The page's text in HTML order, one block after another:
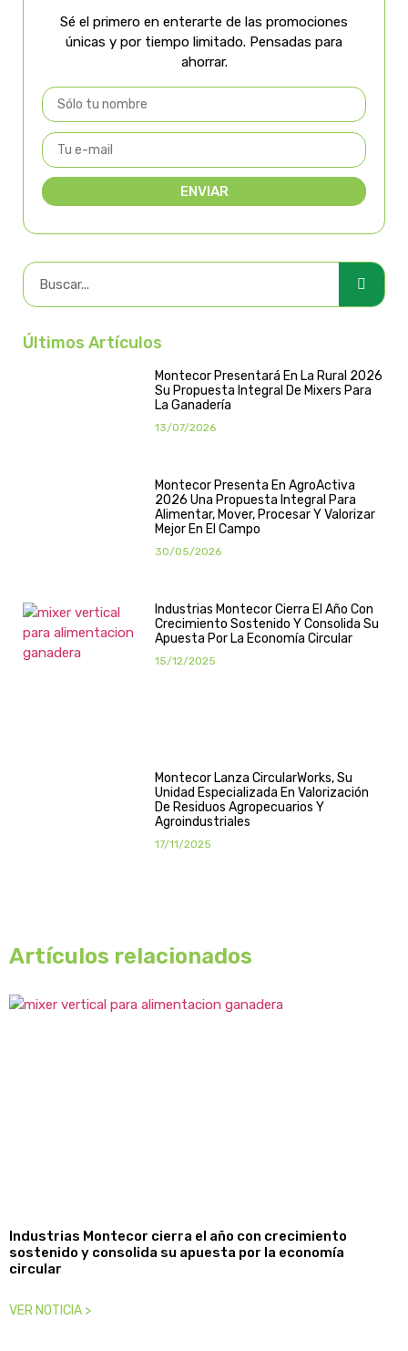
Sé el primero en enterarte de las promociones
únicas y por tiempo limitado. Pensadas para
ahorrar.
ENVIAR
Últimos Artículos
Montecor Presentará En La Rural 2026
Su Propuesta Integral De Mixers Para
La Ganadería
13/07/2026
Montecor Presenta En AgroActiva
2026 Una Propuesta Integral Para
Alimentar, Mover, Procesar Y Valorizar
Mejor En El Campo
30/05/2026
Industrias Montecor Cierra El Año Con
Crecimiento Sostenido Y Consolida Su
Apuesta Por La Economía Circular
15/12/2025
Montecor Lanza CircularWorks, Su
Unidad Especializada En Valorización
De Residuos Agropecuarios Y
Agroindustriales
17/11/2025
Artículos relacionados
Industrias Montecor cierra el año con crecimiento
sostenido y consolida su apuesta por la economía
circular
VER NOTICIA >